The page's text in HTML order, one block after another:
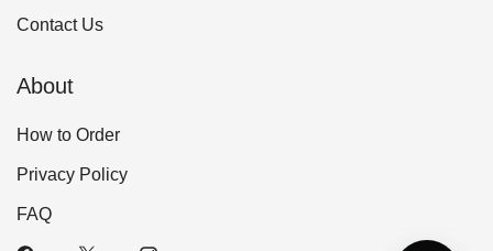
Contact Us
About
How to Order
Privacy Policy
FAQ